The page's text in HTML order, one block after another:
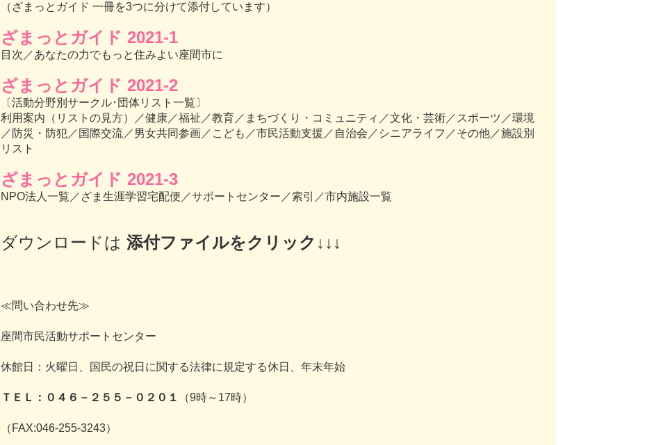
（ざまっとガイド 一冊を3つに分けて添付しています）
ざまっとガイド 2021-1
目次／あなたの力でもっと住みよい座間市に
ざまっとガイド 2021-2
〔活動分野別サークル･団体リスト一覧〕
利用案内（リストの見方）／健康／福祉／教育／まちづくり・コミュニティ／文化・芸術／スポーツ／環境
／防災・防犯／国際交流／男女共同参画／こども／市民活動支援／自治会／シニアライフ／その他／施設別
リスト
ざまっとガイド 2021-3
NPO法人一覧／ざま生涯学習宅配便／サポートセンター／索引／市内施設一覧
ダウンロードは 添付ファイルをクリック↓↓↓
≪問い合わせ先≫
座間市民活動サポートセンター
休館日：火曜日、国民の祝日に関する法律に規定する休日、年末年始
ＴＥＬ：０４６－２５５－０２０１ （9時～17時）
（FAX:046-255-3243）